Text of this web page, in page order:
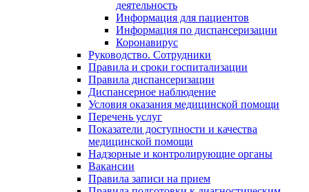
деятельность
Информация для пациентов
Информация по диспансеризации
Коронавирус
Руководство. Сотрудники
Правила и сроки госпитализации
Правила диспансеризации
Диспансерное наблюдение
Условия оказания медицинской помощи
Перечень услуг
Показатели доступности и качества
медицинской помощи
Надзорные и контролирующие органы
Вакансии
Правила записи на прием